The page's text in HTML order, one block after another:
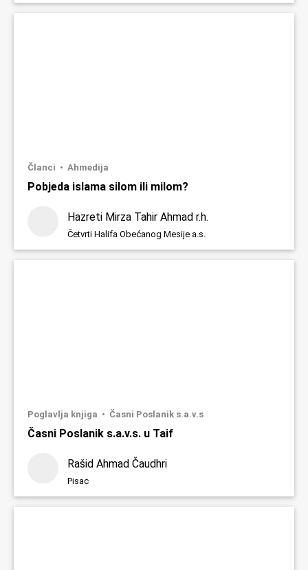
Članci Ahmedija
Pobjeda islama silom ili milom?
Hazreti Mirza Tahir Ahmad r.h.
Četvrti Halifa Obećanog Mesije a.s.
Poglavlja knjiga Časni Poslanik s.a.v.s
Časni Poslanik s.a.v.s. u Taif
Rašid Ahmad Čaudhri
Pisac